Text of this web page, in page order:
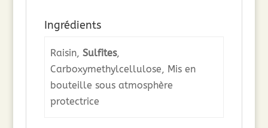
Ingrédients
Raisin, Sulfites,
Carboxymethylcellulose, Mis en
bouteille sous atmosphère
protectrice